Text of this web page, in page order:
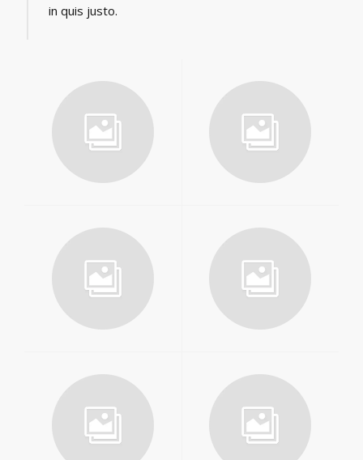
in quis justo.